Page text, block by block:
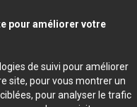
pour améliorer votre
de suivi pour améliorer
site, pour vous montrer un
pour analyser le trafic